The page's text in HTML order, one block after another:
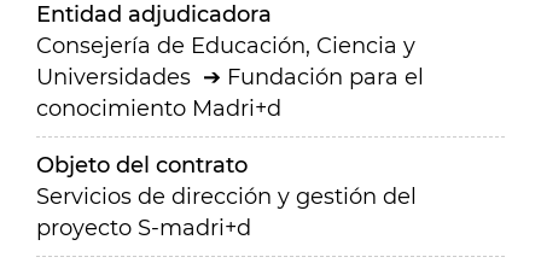
Entidad adjudicadora
Consejería de Educación, Ciencia y
Universidades
Fundación para el
conocimiento Madri+d
Objeto del contrato
Servicios de dirección y gestión del
proyecto S-madri+d